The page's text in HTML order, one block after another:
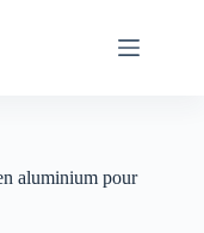
aluminium pour